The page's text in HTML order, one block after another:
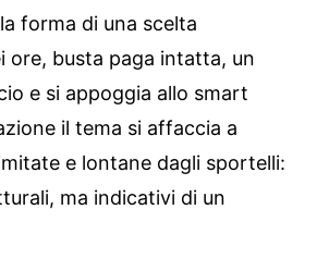
forma di una scelta
busta paga intatta, un
e si appoggia allo smart
il tema si affaccia a
e lontane dagli sportelli:
ma indicativi di un